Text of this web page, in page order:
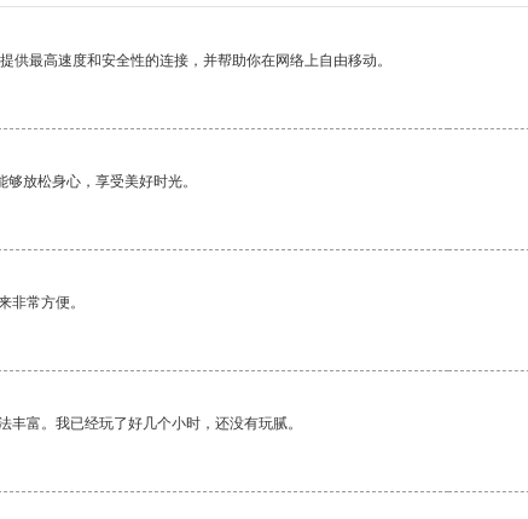
供最高速度和安全性的连接，并帮助你在网络上自由移动。
放松身心，享受美好时光。
非常方便。
丰富。我已经玩了好几个小时，还没有玩腻。